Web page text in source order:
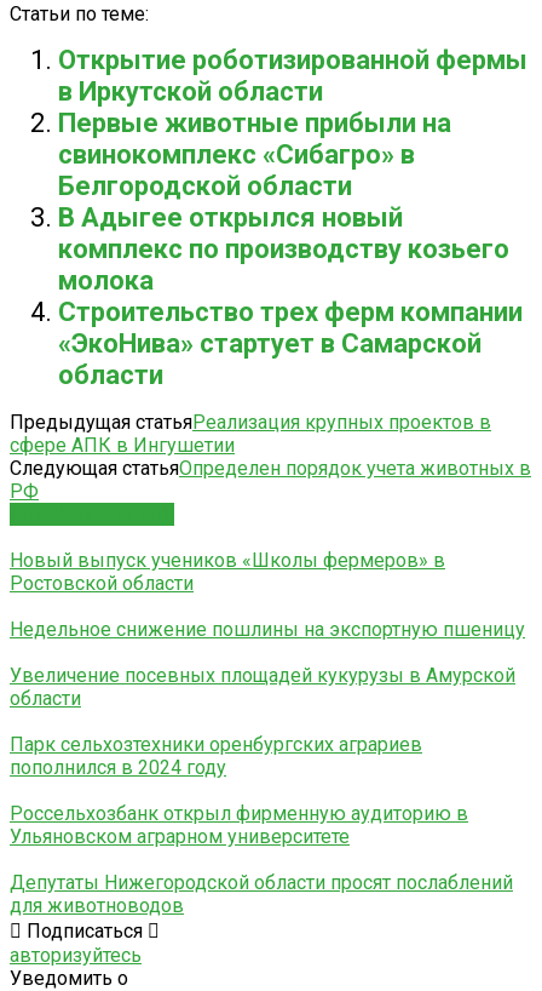
Статьи по теме:
Открытие роботизированной фермы
в Иркутской области
Первые животные прибыли на
свинокомплекс «Сибагро» в
Белгородской области
В Адыгее открылся новый
комплекс по производству козьего
молока
Строительство трех ферм компании
«ЭкоНива» стартует в Самарской
области
Предыдущая статьяРеализация крупных проектов в
сфере АПК в Ингушетии
Следующая статьяОпределен порядок учета животных в
РФ
Новый выпуск учеников «Школы фермеров» в
Ростовской области
Недельное снижение пошлины на экспортную пшеницу
Увеличение посевных площадей кукурузы в Амурской
области
Парк сельхозтехники оренбургских аграриев
пополнился в 2024 году
Россельхозбанк открыл фирменную аудиторию в
Ульяновском аграрном университете
Депутаты Нижегородской области просят послаблений
для животноводов
Подписаться
авторизуйтесь
Уведомить о